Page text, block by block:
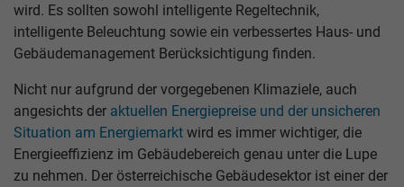
wird. Es sollten sowohl intelligente Regeltechnik,
intelligente Beleuchtung sowie ein verbessertes Haus- und
Gebäudemanagement Berücksichtigung finden.
Nicht nur aufgrund der vorgegebenen Klimaziele, auch
angesichts der aktuellen Energiepreise und der unsicheren
Situation am Energiemarkt wird es immer wichtiger, die
Energieeffizienz im Gebäudebereich genau unter die Lupe
zu nehmen. Der österreichische Gebäudesektor ist einer der